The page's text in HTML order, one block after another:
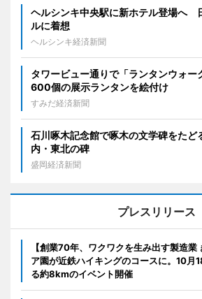
ヘルシンキ中央駅に新ホテル登場へ
ルに着想
ヘルシンキ経済新聞
タワービュー通りで「ランタンウォ
600個の展示ランタンを絵付け
すみだ経済新聞
石川啄木記念館で啄木の文学碑をた
内・東北の碑
盛岡経済新聞
プレスリリース
【創業70年、ワクワクを生み出す製造
ア園が近鉄ハイキングのコースに。10月
る約8kmのイベント開催